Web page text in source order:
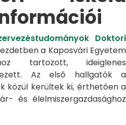
Doktori
a Kaposvári Egyetem
tartozott, ideiglenes
Az első hallgatók a
közül kerültek ki, érthetően a
és élelmiszergazdasághoz